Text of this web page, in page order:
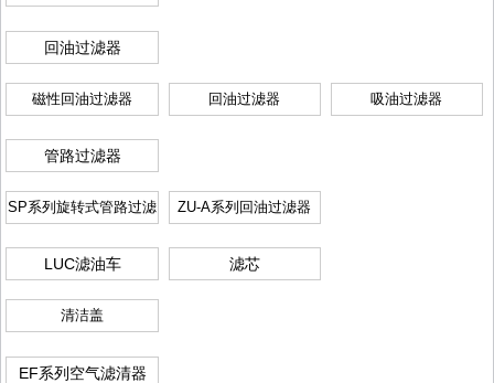
回油过滤器
磁性回油过滤器 回油过滤器 吸油过滤器
管路过滤器
SP系列旋转式管路过滤
ZU-A系列回油过滤器
LUC滤油车 滤芯
清洁盖
EF系列空气滤清器